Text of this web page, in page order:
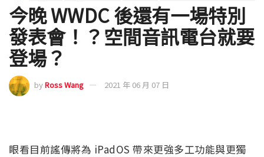
今晚 WWDC 後還有一場特別
發表會！？空間音訊電台就要
登場？
byRoss Wang 2021 年 06 月 07 日
眼看目前謠傳將為 iPadOS 帶來更強多工功能與更獨